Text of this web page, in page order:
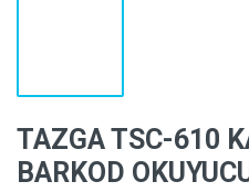
TAZGA TSC-610
BARKOD